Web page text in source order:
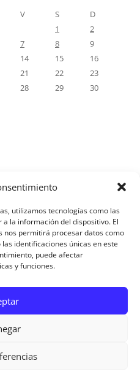
utilizamos tecnologías como las
la información del dispositivo. El
nos permitirá procesar datos como
identificaciones únicas en este
puede afectar
y funciones.
V S
D
1
2
7 8
9
14 15
16
21 22
23
28 29
30
toute attente. Commentaire
attente. Commentaire pour les